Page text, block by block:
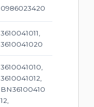
0986023420
3610041011,
3610041020
3610041010,
3610041012,
BN36100410
12,